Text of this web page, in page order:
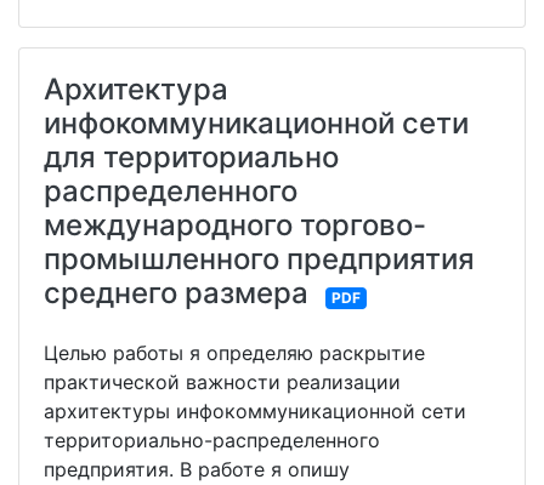
Архитектура
инфокоммуникационной сети
для территориально
распределенного
международного торгово-
промышленного предприятия
среднего размера
PDF
Целью работы я определяю раскрытие
практической важности реализации
архитектуры инфокоммуникационной сети
территориально-распределенного
предприятия. В работе я опишу